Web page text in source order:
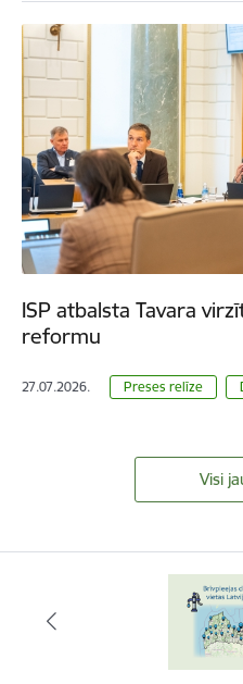
ISP atbalsta Tavara
reformu
27.07.2026. Preses relīze
Visi